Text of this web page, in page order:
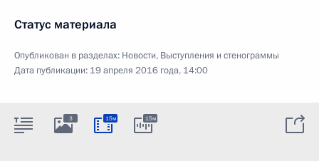
Статус материала
Опубликован в разделах: Новости, Выступления и стенограммы
Дата публикации: 19 апреля 2016 года, 14:00
3 15м 15м